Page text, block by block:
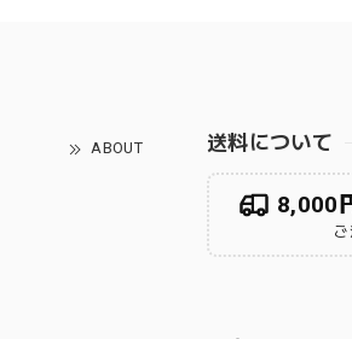
ABOUT 送料について
8,000